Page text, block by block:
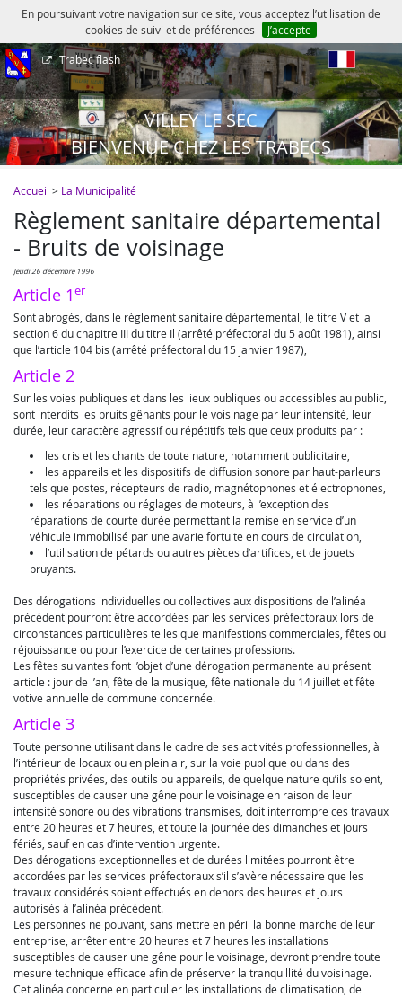
En poursuivant votre navigation sur ce site, vous acceptez l’utilisation de
cookies de suivi et de préférences
J’accepte
Trabec flash
VILLEY LE SEC
BIENVENUE CHEZ LES TRABECS
Accueil > La Municipalité
Règlement sanitaire départemental
- Bruits de voisinage
jeudi 26 décembre 1996
Article 1er
Sont abrogés, dans le règlement sanitaire départemental, le titre V et la
section 6 du chapitre III du titre Il (arrêté préfectoral du 5 août 1981), ainsi
que l’article 104 bis (arrêté préfectoral du 15 janvier 1987),
Article 2
Sur les voies publiques et dans les lieux publiques ou accessibles au public,
sont interdits les bruits gênants pour le voisinage par leur intensité, leur
durée, leur caractère agressif ou répétitifs tels que ceux produits par :
les cris et les chants de toute nature, notamment publicitaire,
les appareils et les dispositifs de diffusion sonore par haut-parleurs
tels que postes, récepteurs de radio, magnétophones et électrophones,
les réparations ou réglages de moteurs, à l’exception des
réparations de courte durée permettant la remise en service d’un
véhicule immobilisé par une avarie fortuite en cours de circulation,
l’utilisation de pétards ou autres pièces d’artifices, et de jouets
bruyants.
Des dérogations individuelles ou collectives aux dispositions de l’alinéa
précédent pourront être accordées par les services préfectoraux lors de
circonstances particulières telles que manifestions commerciales, fêtes ou
réjouissance ou pour l’exercice de certaines professions.
Les fêtes suivantes font l’objet d’une dérogation permanente au présent
article : jour de l’an, fête de la musique, fête nationale du 14 juillet et fête
votive annuelle de commune concernée.
Article 3
Toute personne utilisant dans le cadre de ses activités professionnelles, à
l’intérieur de locaux ou en plein air, sur la voie publique ou dans des
propriétés privées, des outils ou appareils, de quelque nature qu’ils soient,
susceptibles de causer une gêne pour le voisinage en raison de leur
intensité sonore ou des vibrations transmises, doit interrompre ces travaux
entre 20 heures et 7 heures, et toute la journée des dimanches et jours
fériés, sauf en cas d’intervention urgente.
Des dérogations exceptionnelles et de durées limitées pourront être
accordées par les services préfectoraux s’il s’avère nécessaire que les
travaux considérés soient effectués en dehors des heures et jours
autorisés à l’alinéa précédent.
Les personnes ne pouvant, sans mettre en péril la bonne marche de leur
entreprise, arrêter entre 20 heures et 7 heures les installations
susceptibles de causer une gêne pour le voisinage, devront prendre toute
mesure technique efficace afin de préserver la tranquillité du voisinage.
Cet alinéa concerne en particulier les installations de climatisation, de